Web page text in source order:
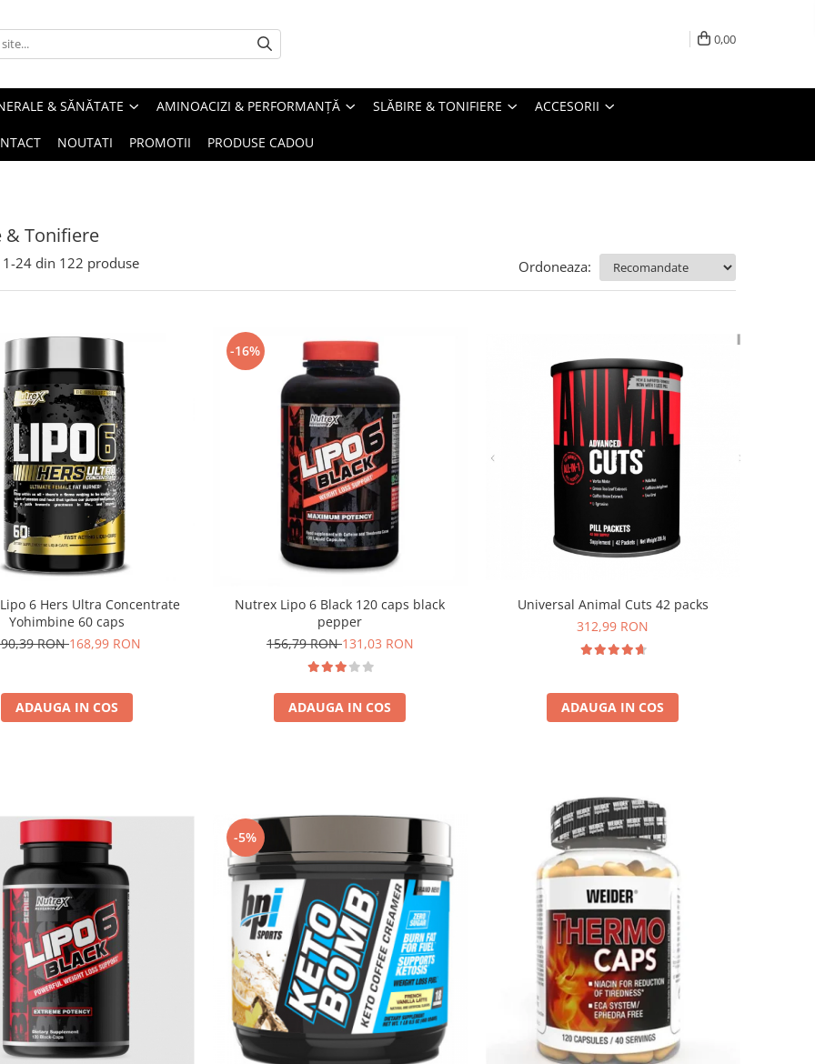
0,00
& SĂNĂTATE AMINOACIZI & PERFORMANȚĂ SLĂBIRE & TONIFIERE ACCESORII
NOUTATI PROMOTII PRODUSE CADOU
& Tonifiere
1-24 din 122 produse Ordoneaza:
6 Hers Ultra Concentrate
Yohimbine 60 caps
RON168,99 RON
ADAUGA IN COS
-16%
Nutrex Lipo 6 Black 120 caps black
pepper
156,79 RON131,03 RON
ADAUGA IN COS
Universal Animal Cuts 42 packs
312,99 RON
ADAUGA IN COS
-5%